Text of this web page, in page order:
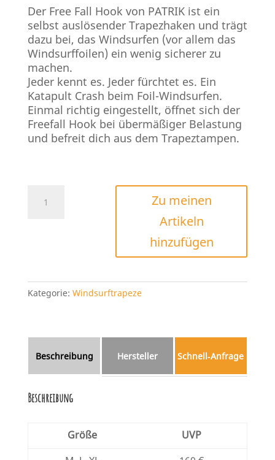
Der Free Fall Hook von PATRIK ist ein
selbst auslösender Trapezhaken und trägt
dazu bei, das Windsurfen (vor allem das
Windsurffoilen) ein wenig sicherer zu
machen.
Jeder kennt es. Jeder fürchtet es. Ein
Katapult Crash beim Foil-Windsurfen.
Einmal richtig eingestellt, öffnet sich der
Freefall Hook bei übermäßiger Belastung
und befreit dich aus dem Trapeztampen.
Zu meinen
Artikeln
hinzufügen
Kategorie: Windsurftrapeze
Beschreibung Hersteller Schnell‑Anfrage
Beschreibung
Größe
UVP